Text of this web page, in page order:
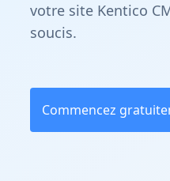
votre site Kentico
soucis.
Commencez